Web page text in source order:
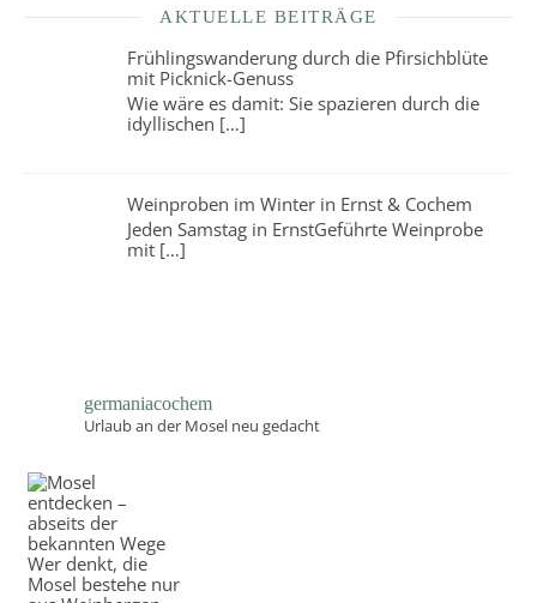
AKTUELLE BEITRÄGE
Frühlingswanderung durch die Pfirsichblüte
mit Picknick-Genuss
Wie wäre es damit: Sie spazieren durch die
idyllischen […]
Weinproben im Winter in Ernst & Cochem
Jeden Samstag in ErnstGeführte Weinprobe
mit […]
germaniacochem
Urlaub an der Mosel neu gedacht